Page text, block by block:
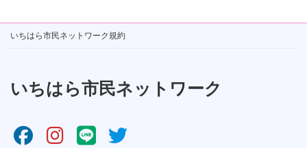
いちはら市民ネットワーク規約
いちはら市民ネットワーク